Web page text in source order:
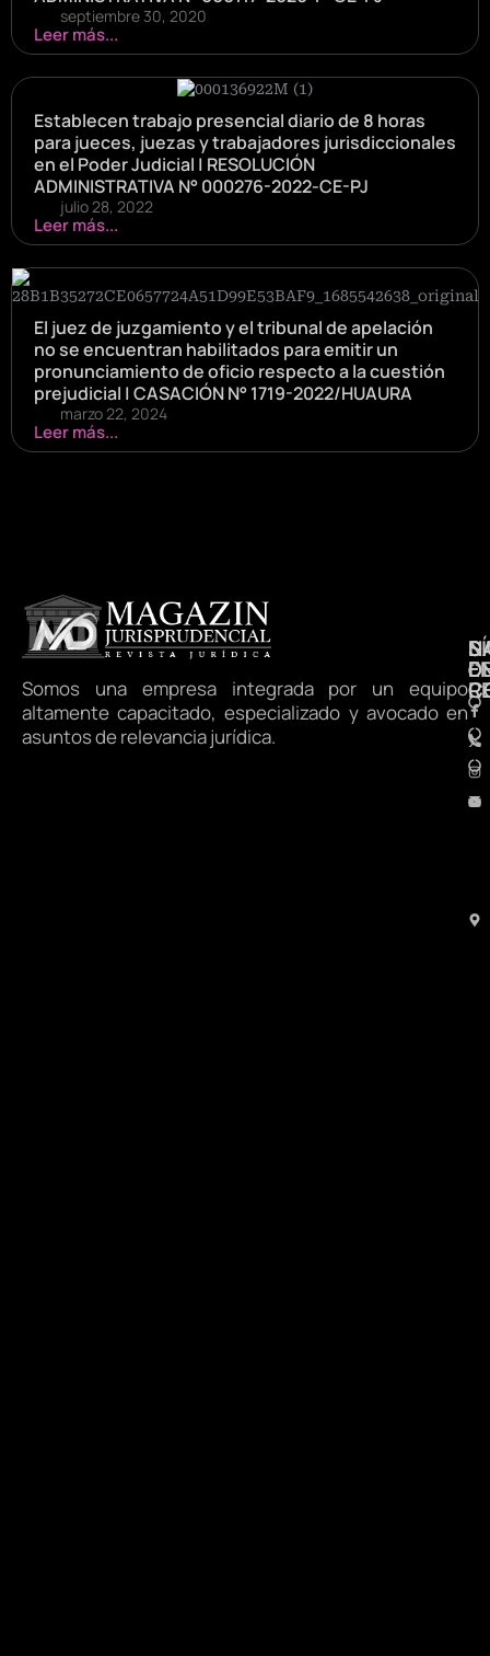
septiembre 30, 2020
Leer más...
Establecen trabajo presencial diario de 8 horas
para jueces, juezas y trabajadores jurisdiccionales
en el Poder Judicial | RESOLUCIÓN
ADMINISTRATIVA N° 000276-2022-CE-PJ
julio 28, 2022
Leer más...
El juez de juzgamiento y el tribunal de apelación
no se encuentran habilitados para emitir un
pronunciamiento de oficio respecto a la cuestión
prejudicial | CASACIÓN N° 1719-2022/HUAURA
marzo 22, 2024
Leer más...
Somos una empresa integrada por un equipo
altamente capacitado, especializado y avocado en
asuntos de relevancia jurídica.